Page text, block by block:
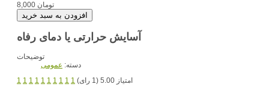
8,000 تومان
آسایش حرارتی یا دمای رفاه
توضیحات
دسته: عمومی
1 1 1 1 1 1 1 1 1 1 امتیاز 5.00 (1 رای)